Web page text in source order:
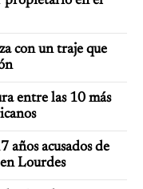
con un traje que
entre las 10 más
años acusados de
Lourdes